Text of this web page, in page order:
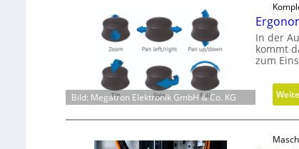
Bild: Megatron Elektronik GmbH & Co. KG
In der
kommt
zum